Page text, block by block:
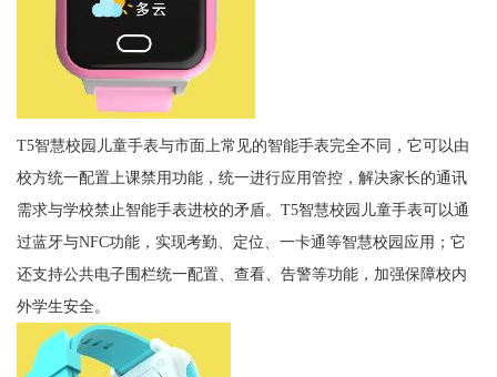
T5智慧校园儿童手表与市面上常见的智能手表完全不同，它可以由
校方统一配置上课禁用功能，统一进行应用管控，解决家长的通讯
需求与学校禁止智能手表进校的矛盾。T5智慧校园儿童手表可以通
过蓝牙与NFC功能，实现考勤、定位、一卡通等智慧校园应用；它
还支持公共电子围栏统一配置、查看、告警等功能，加强保障校内
外学生安全。